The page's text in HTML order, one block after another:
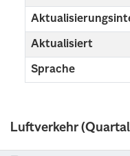
Luftverkehr
Aktualisiert
Sprache